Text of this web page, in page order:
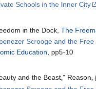
Schools in the Inner City
in the Dock, The
Scrooge and the Free
Education , pp5-10
and the Beast,"